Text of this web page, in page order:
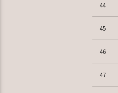
44
45
46
47